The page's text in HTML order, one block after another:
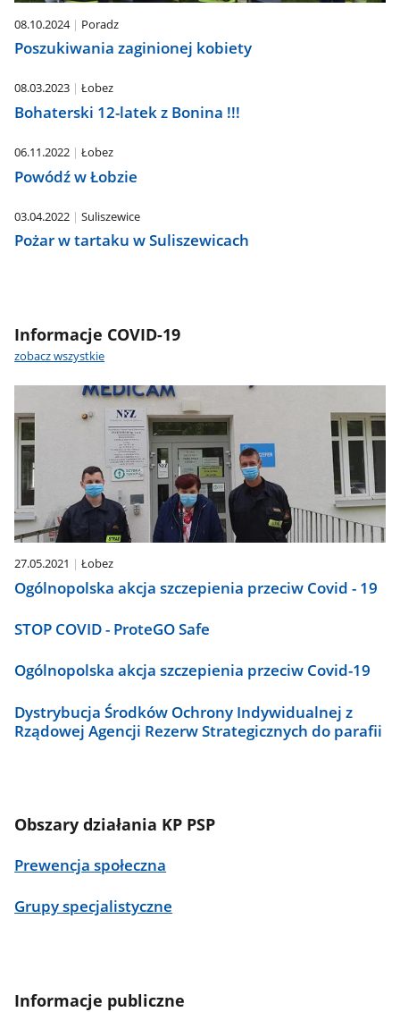
08.10.2024 Poradz
Poszukiwania zaginionej kobiety
08.03.2023 Łobez
Bohaterski 12-latek z Bonina !!!
06.11.2022 Łobez
Powódź w Łobzie
03.04.2022 Suliszewice
Pożar w tartaku w Suliszewicach
Informacje COVID-19
zobacz wszystkie
27.05.2021 Łobez
Ogólnopolska akcja szczepienia przeciw Covid - 19
STOP COVID - ProteGO Safe
Ogólnopolska akcja szczepienia przeciw Covid-19
Dystrybucja Środków Ochrony Indywidualnej z
Rządowej Agencji Rezerw Strategicznych do parafii
Obszary działania KP PSP
Prewencja społeczna
Grupy specjalistyczne
Informacje publiczne